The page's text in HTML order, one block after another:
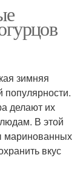
зимняя
популярности.
делают их
В этой
маринованных
вкус